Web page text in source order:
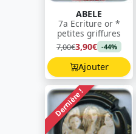
ABELE
7a Ecriture or *
petites griffures
7,00€3,90€ -44%
Ajouter
Dernière !